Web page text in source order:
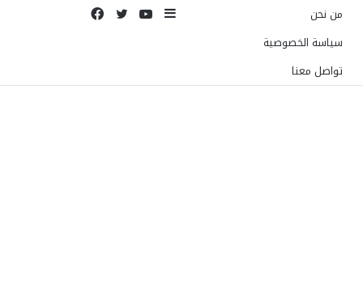
من نحن
سياسة الخصوصية
تواصل معنا
إضافة يوتيوبتويتر